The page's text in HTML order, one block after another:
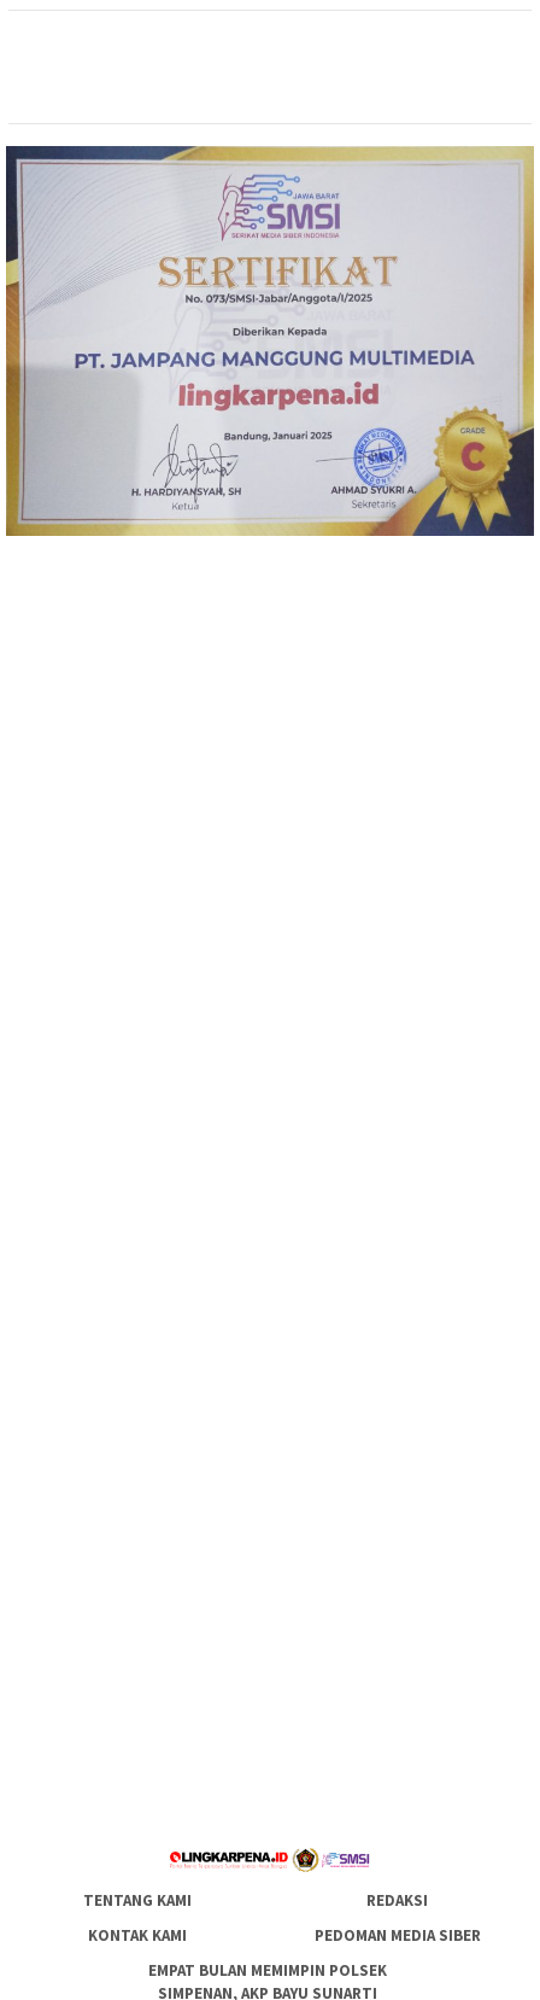
TENTANG KAMI
REDAKSI
KONTAK KAMI
PEDOMAN MEDIA SIBER
EMPAT BULAN MEMIMPIN POLSEK
SIMPENAN, AKP BAYU SUNARTI